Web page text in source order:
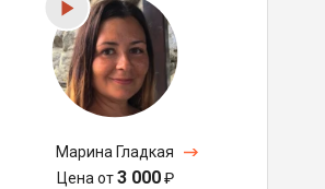
Марина Гладкая
Цена от3 000₽